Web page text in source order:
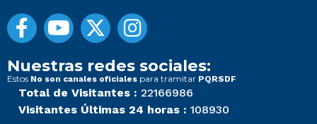
Nuestras redes sociales:
Estos No son canales oficiales para tramitar PQRSDF
Total de Visitantes : 22166986
Visitantes Últimas 24 horas : 108930